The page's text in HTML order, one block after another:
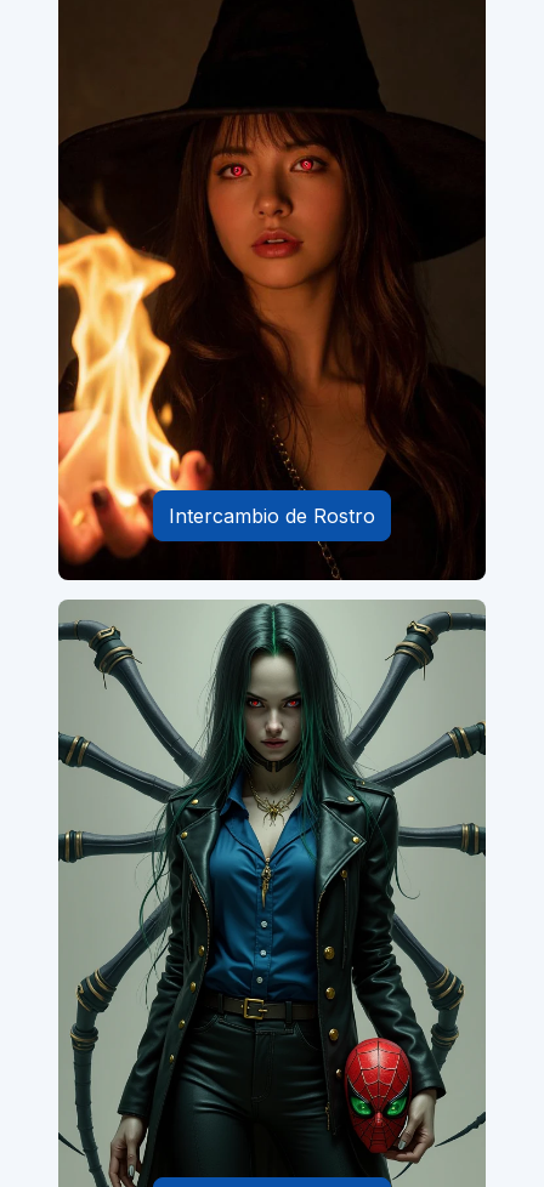
Intercambio de Rostro